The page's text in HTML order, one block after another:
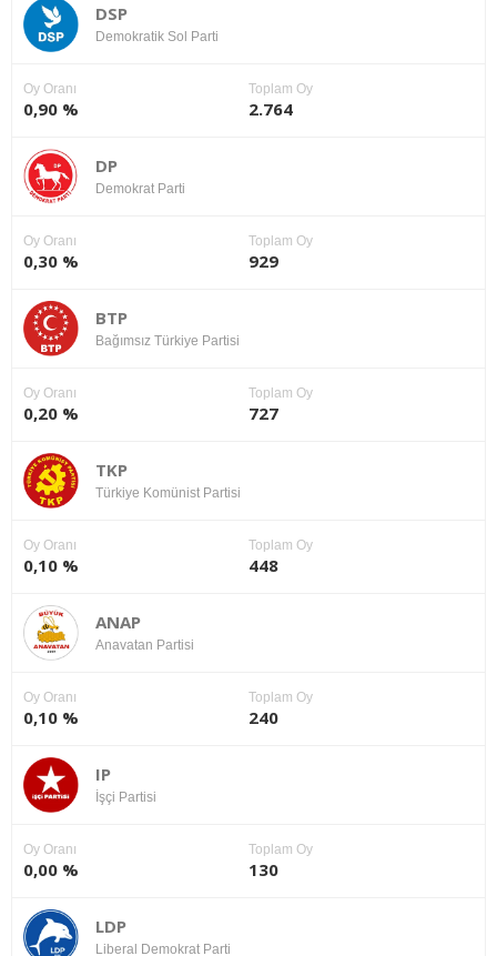
DSP
Demokratik Sol Parti
Oy Oranı
0,90 %
Toplam Oy
2.764
DP
Demokrat Parti
Oy Oranı
0,30 %
Toplam Oy
929
BTP
Bağımsız Türkiye Partisi
Oy Oranı
0,20 %
Toplam Oy
727
TKP
Türkiye Komünist Partisi
Oy Oranı
0,10 %
Toplam Oy
448
ANAP
Anavatan Partisi
Oy Oranı
0,10 %
Toplam Oy
240
IP
İşçi Partisi
Oy Oranı
0,00 %
Toplam Oy
130
LDP
Liberal Demokrat Parti